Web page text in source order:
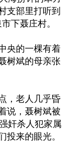
支部里打听到
下聂庄村。
央的一棵有着
树斌的母亲张
，老人几乎昏
说，聂树斌被
奸杀人犯家属
投来的眼光。